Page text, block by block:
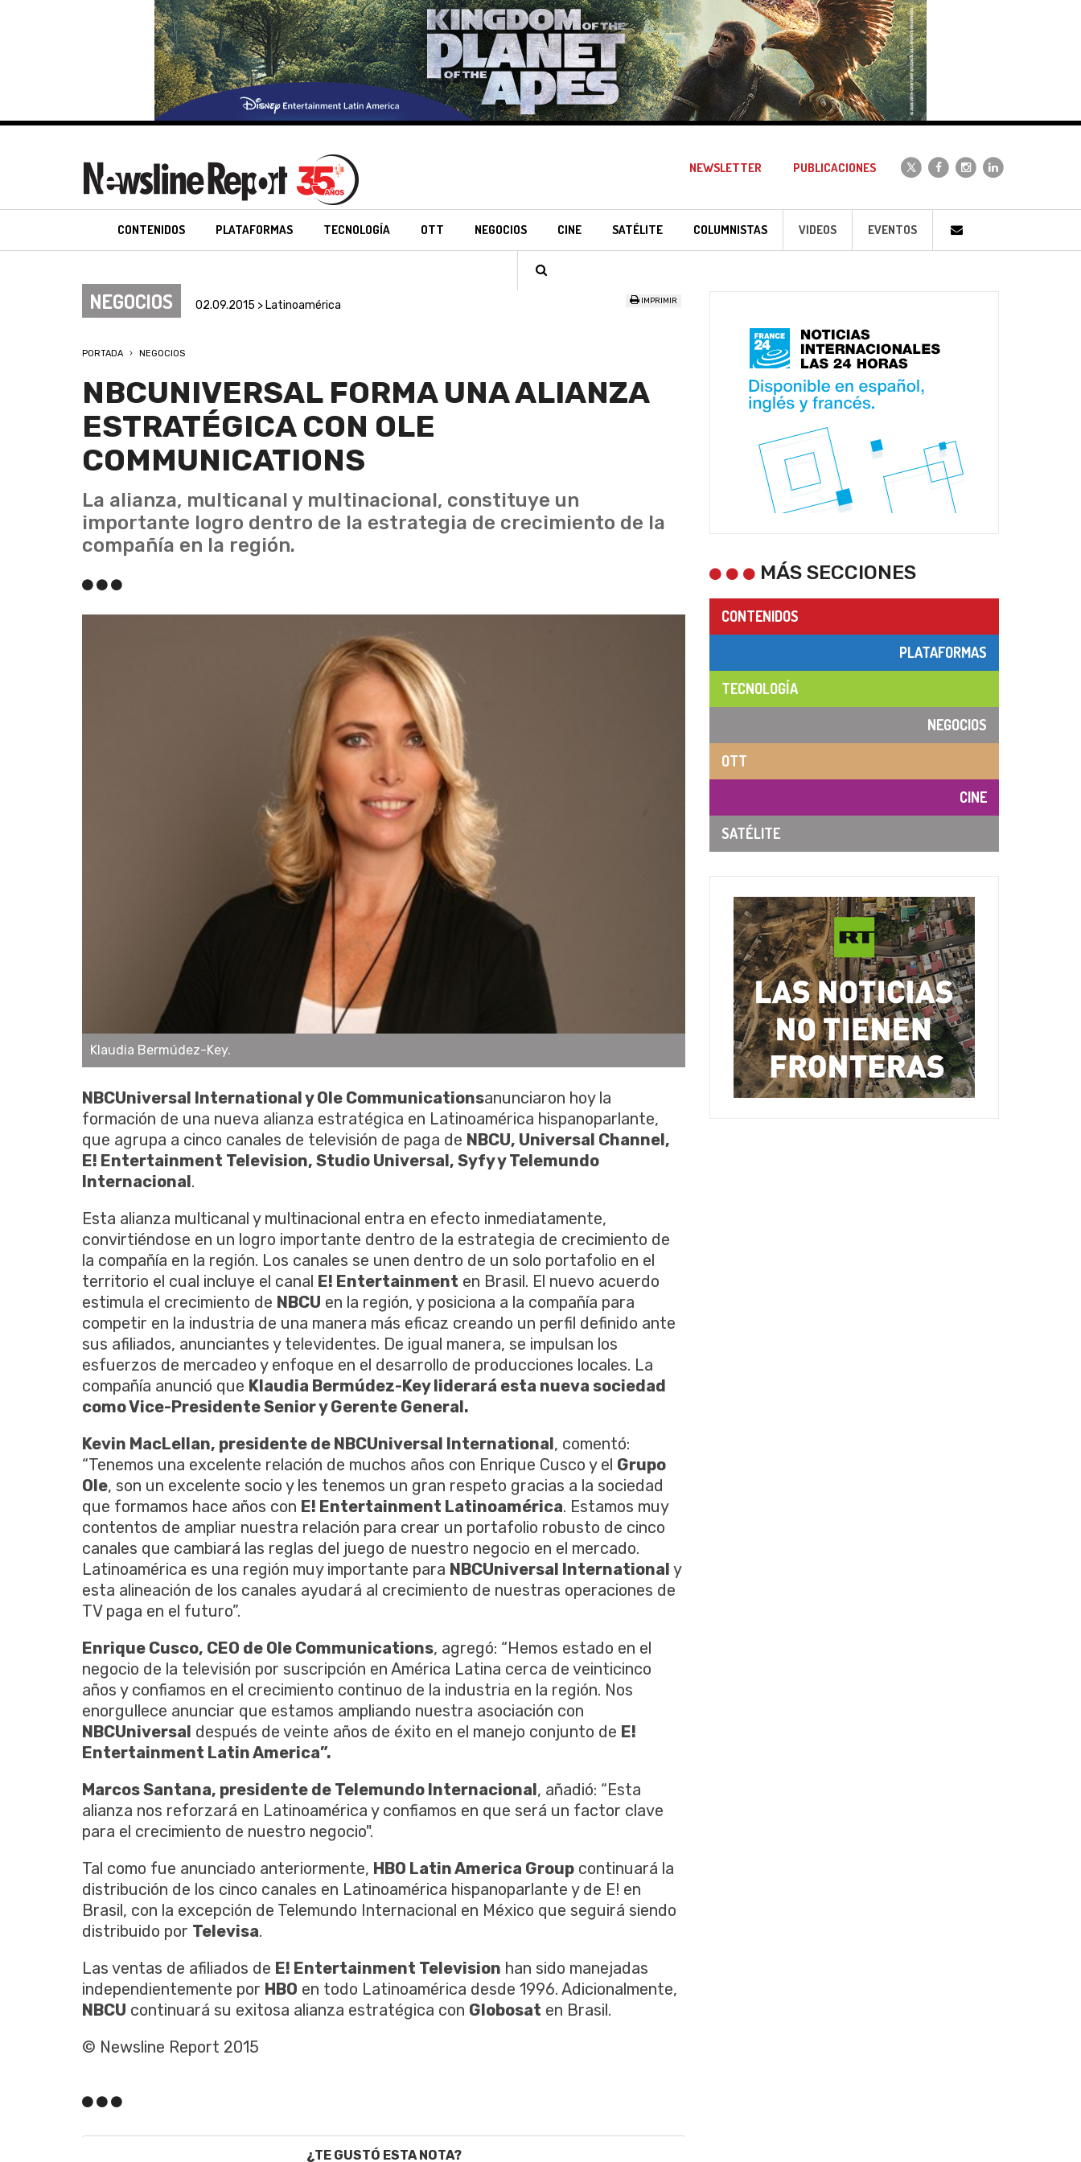
NEWSLETTER PUBLICACIONES
CONTENIDOS PLATAFORMAS TECNOLOGÍA OTT NEGOCIOS CINE SATÉLITE COLUMNISTAS VIDEOS EVENTOS
NEGOCIOS 02.09.2015 > Latinoamérica IMPRIMIR
PORTADA NEGOCIOS
NBCUNIVERSAL FORMA UNA ALIANZA
ESTRATÉGICA CON OLE
COMMUNICATIONS
La alianza, multicanal y multinacional, constituye un
importante logro dentro de la estrategia de crecimiento de la
compañía en la región.
Klaudia Bermúdez-Key.
NBCUniversal International y Ole Communicationsanunciaron hoy la
formación de una nueva alianza estratégica en Latinoamérica hispanoparlante,
que agrupa a cinco canales de televisión de paga de NBCU, Universal Channel,
E! Entertainment Television, Studio Universal, Syfy y Telemundo
Internacional.
Esta alianza multicanal y multinacional entra en efecto inmediatamente,
convirtiéndose en un logro importante dentro de la estrategia de crecimiento de
la compañía en la región. Los canales se unen dentro de un solo portafolio en el
territorio el cual incluye el canal E! Entertainment en Brasil. El nuevo acuerdo
estimula el crecimiento de NBCU en la región, y posiciona a la compañía para
competir en la industria de una manera más eficaz creando un perfil definido ante
sus afiliados, anunciantes y televidentes. De igual manera, se impulsan los
esfuerzos de mercadeo y enfoque en el desarrollo de producciones locales. La
compañía anunció que Klaudia Bermúdez-Key liderará esta nueva sociedad
como Vice-Presidente Senior y Gerente General.
Kevin MacLellan, presidente de NBCUniversal International, comentó:
“Tenemos una excelente relación de muchos años con Enrique Cusco y el Grupo
Ole, son un excelente socio y les tenemos un gran respeto gracias a la sociedad
que formamos hace años con E! Entertainment Latinoamérica. Estamos muy
contentos de ampliar nuestra relación para crear un portafolio robusto de cinco
canales que cambiará las reglas del juego de nuestro negocio en el mercado.
Latinoamérica es una región muy importante para NBCUniversal International y
esta alineación de los canales ayudará al crecimiento de nuestras operaciones de
TV paga en el futuro”.
Enrique Cusco, CEO de Ole Communications, agregó: “Hemos estado en el
negocio de la televisión por suscripción en América Latina cerca de veinticinco
años y confiamos en el crecimiento continuo de la industria en la región. Nos
enorgullece anunciar que estamos ampliando nuestra asociación con
NBCUniversal después de veinte años de éxito en el manejo conjunto de E!
Entertainment Latin America”.
Marcos Santana, presidente de Telemundo Internacional, añadió: “Esta
alianza nos reforzará en Latinoamérica y confiamos en que será un factor clave
para el crecimiento de nuestro negocio".
Tal como fue anunciado anteriormente, HBO Latin America Group continuará la
distribución de los cinco canales en Latinoamérica hispanoparlante y de E! en
Brasil, con la excepción de Telemundo Internacional en México que seguirá siendo
distribuido por Televisa.
Las ventas de afiliados de E! Entertainment Television han sido manejadas
independientemente por HBO en todo Latinoamérica desde 1996. Adicionalmente,
NBCU continuará su exitosa alianza estratégica con Globosat en Brasil.
© Newsline Report 2015
¿TE GUSTÓ ESTA NOTA?
MÁS SECCIONES
CONTENIDOS
PLATAFORMAS
TECNOLOGÍA
NEGOCIOS
OTT
CINE
SATÉLITE